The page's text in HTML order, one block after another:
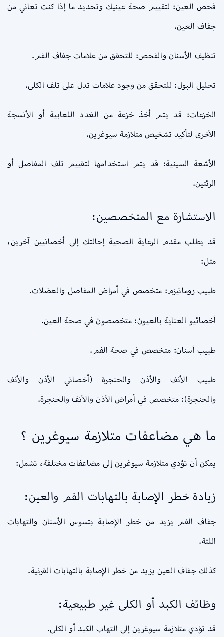
فحص العين: لتقييم صحة عينيك وتحديد ما إذا كنت تعاني من
جفاف العين.
تنظيف الأسنان والفحص: للتحقق من علامات جفاف الفم.
تحليل البول: للتحقق من وجود علامات تدل على تلف الكلى.
الخزعات: قد يتم أخذ خزعة من الغدد اللعابية أو الأنسجة
الأخرى لتأكيد تشخيص متلازمة سيوغرين.
الأشعة السينية: قد يتم استخدامها لتقييم تلف المفاصل أو
الرئتين.
الاستشارة مع المتخصصين:
قد يطلب مقدم الرعاية الصحية إحالتك إلى أخصائيين آخرين،
مثل:
طبيب روماتيزم: متخصص في أمراض المفاصل والعضلات.
أخصائيو العناية بالعيون: متخصصون في صحة العين.
طبيب أسنان: متخصص في صحة الفم.
طبيب الأنف والأذن والحنجرة (أخصائي الأذن والأنف
والحنجرة): متخصص في أمراض الأذن والأنف والحنجرة.
ما هي مضاعفات متلازمة سيوغرين ؟
يمكن أن تؤدي متلازمة سيوغرين إلى مضاعفات مختلفة، تشمل:
زيادة خطر الإصابة بالتهابات الفم والعين:
جفاف الفم يزيد من خطر الإصابة بتسوس الأسنان والتهابات
اللثة.
كذلك جفاف العين يزيد من خطر الإصابة بالتهابات القرنية.
وظائف الكبد أو الكلى غير طبيعية:
قد تؤدي متلازمة سيوغرين إلى التهاب الكبد أو الكلى.